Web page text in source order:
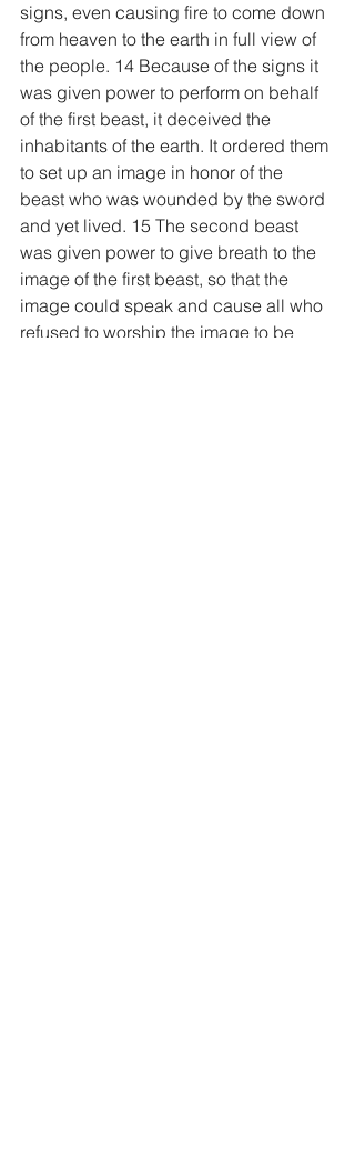
signs, even causing fire to come down
from heaven to the earth in full view of
the people. 14 Because of the signs it
was given power to perform on behalf
of the first beast, it deceived the
inhabitants of the earth. It ordered them
to set up an image in honor of the
beast who was wounded by the sword
and yet lived. 15 The second beast
was given power to give breath to the
image of the first beast, so that the
image could speak and cause all who
refused to worship the image to be